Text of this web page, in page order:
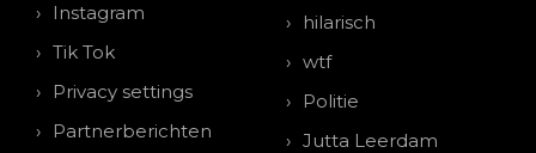
Instagram
Tik Tok
Privacy settings
Partnerberichten
hilarisch
wtf
Politie
Jutta Leerdam